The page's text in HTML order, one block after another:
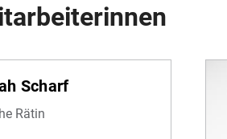
Scharf
Rätin